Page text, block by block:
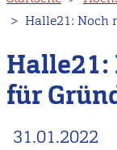
zum
InhaltHalle21: Noch
Halle21:
für
31.01.2022